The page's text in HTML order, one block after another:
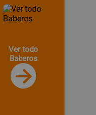
Ver todo
Baberos